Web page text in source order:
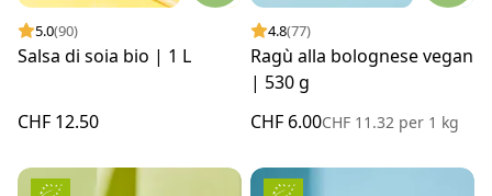
5.0(90)
Salsa di soia bio | 1 L
CHF 12.50
4.8(77)
Ragù alla bolognese vegan
| 530 g
CHF 6.00CHF 11.32 per 1 kg